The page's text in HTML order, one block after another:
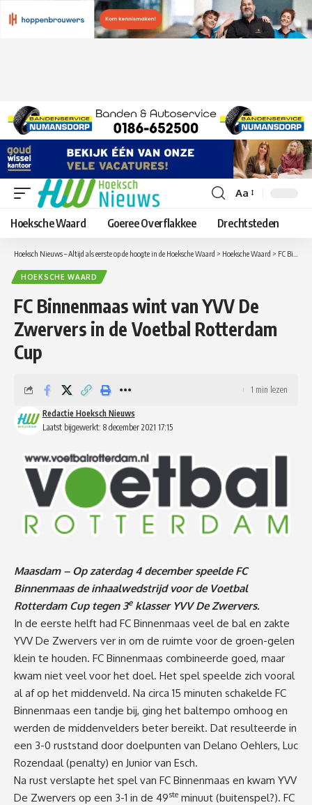
Lettergrootte
aanpassen
Aa
Hoeksche Waard Goeree Overflakkee Drechtsteden
Hoeksch Nieuws – Altijd als eerste op de hoogte in de Hoeksche Waard > Hoeksche Waard > FC Binnenmaas wint van YVV De Zwervers in de Voetbal Rotterdam Cup
HOEKSCHE WAARD
FC Binnenmaas wint van YVV De
Zwervers in de Voetbal Rotterdam
Cup
Laatst bijgewerkt: 8 december 2021 17:15
Redactie Hoeksch Nieuws
1 min lezen
Maasdam – Op zaterdag 4 december speelde FC
Binnenmaas de inhaalwedstrijd voor de Voetbal
Rotterdam Cup tegen 3eklasser YVV De Zwervers.
In de eerste helft had FC Binnenmaas veel de bal en zakte
YVV De Zwervers ver in om de ruimte voor de groen-gelen
klein te houden. FC Binnenmaas combineerde goed, maar
kwam niet veel voor het doel. Het spel speelde zich vooral
al af op het middenveld. Na circa 15 minuten schakelde FC
Binnenmaas een tandje bij, ging het baltempo omhoog en
werden de middenvelders beter bereikt. Dat resulteerde in
een 3-0 ruststand door doelpunten van Delano Oehlers, Luc
Rozendaal (penalty) en Junior van Esch.
Na rust verslapte het spel van FC Binnenmaas en kwam YVV
De Zwervers op een 3-1 in de 49ste minuut (buitenspel?). FC